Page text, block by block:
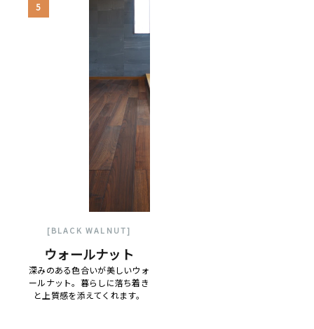
5
[BLACK WALNUT]
ウォールナット
深みのある色合いが美しいウォ
ールナット。暮らしに落ち着き
と上質感を添えてくれます。